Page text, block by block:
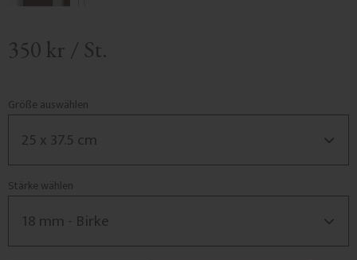
350 kr / St.
Größe auswählen
Stärke wählen